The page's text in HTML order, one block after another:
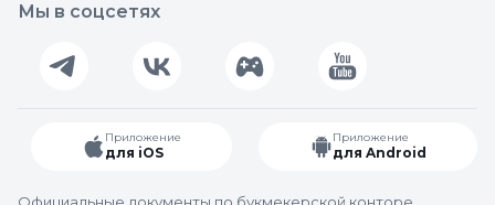
Мы в соцсетях
Приложение
для iOS
Приложение
для Android